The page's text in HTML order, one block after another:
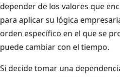
depender de los valores que
para aplicar su lógica
orden específico en el que se
puede cambiar con el tiempo.
Si decide tomar una